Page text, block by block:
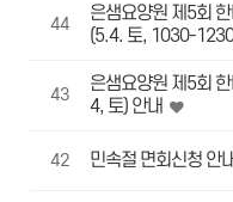
44
은샘요양원 제5회
(5.4. 토, 1030-
43
은샘요양원 제5회
4, 토) 안내
42 민속절 면회신청 안